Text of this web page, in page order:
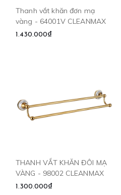
Thanh vắt khăn đơn mạ
vàng - 64001V CLEANMAX
1.430.000₫
THANH VẮT KHĂN ĐÔI MẠ
VÀNG - 98002 CLEANMAX
1.300.000₫